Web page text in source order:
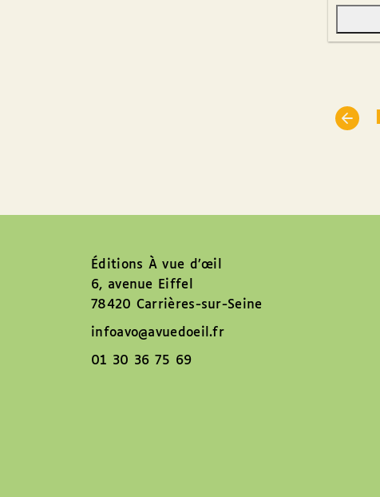
Éditions À vue d’œil
6, avenue Eiffel
78420 Carrières-sur-Seine
infoavo@avuedoeil.fr
01 30 36 75 69